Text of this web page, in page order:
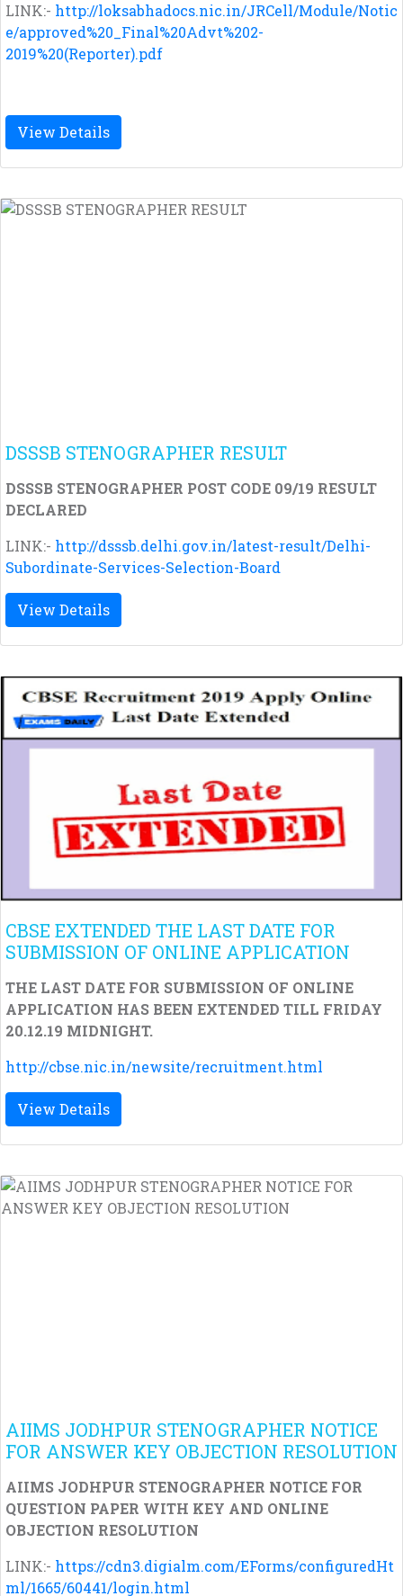
LINK:- http://loksabhadocs.nic.in/JRCell/Module/Notic
e/approved%20_Final%20Advt%202-
2019%20(Reporter).pdf
View Details
DSSSB STENOGRAPHER RESULT
DSSSB STENOGRAPHER POST CODE 09/19 RESULT
DECLARED
LINK:- http://dsssb.delhi.gov.in/latest-result/Delhi-
Subordinate-Services-Selection-Board
View Details
CBSE EXTENDED THE LAST DATE FOR
SUBMISSION OF ONLINE APPLICATION
THE LAST DATE FOR SUBMISSION OF ONLINE
APPLICATION HAS BEEN EXTENDED TILL FRIDAY
20.12.19 MIDNIGHT.
http://cbse.nic.in/newsite/recruitment.html
View Details
AIIMS JODHPUR STENOGRAPHER NOTICE
FOR ANSWER KEY OBJECTION RESOLUTION
AIIMS JODHPUR STENOGRAPHER NOTICE FOR
QUESTION PAPER WITH KEY AND ONLINE
OBJECTION RESOLUTION
LINK:- https://cdn3.digialm.com/EForms/configuredHt
ml/1665/60441/login.html